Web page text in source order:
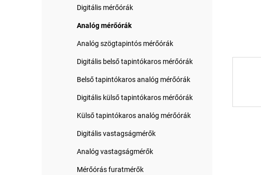
Digitális mérőórák
Analóg mérőórák
Analóg szögtapintós mérőórák
Digitális belső tapintókaros mérőórák
Belső tapintókaros analóg mérőórák
Digitális külső tapintókaros mérőórák
Külső tapintókaros analóg mérőórák
Digitális vastagságmérők
Analóg vastagságmérők
Mérőórás furatmérők